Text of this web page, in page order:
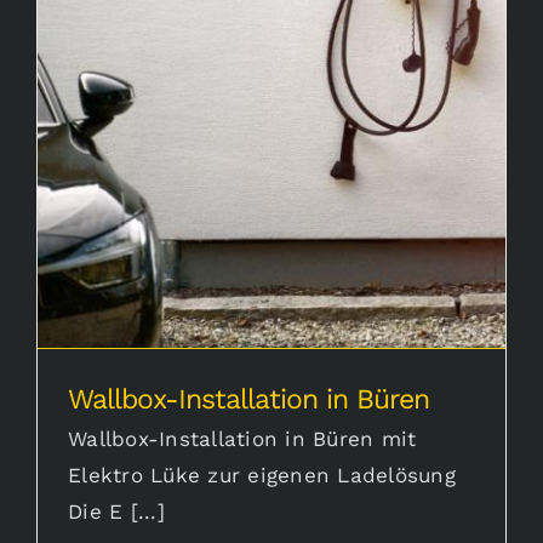
Wallbox-Installation in Büren
Wallbox-Installation in Büren
Wallbox-Installation in Büren mit
Elektro Lüke zur eigenen Ladelösung
Die E [...]